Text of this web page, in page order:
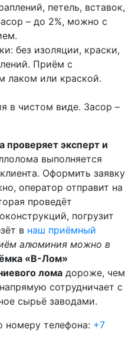
петель, вставок,
– до 2%, можно с
без изоляции, краски,
Приём с
лаком или краской.
в чистом виде. Засор –
проверяет эксперт и
выполняется
Оформить заявку
оператор отправит на
проведёт
погрузит
в наш приёмный
алюминия можно в
«В-Лом»
лома дороже, чем
сотрудничает с
сырьё заводами.
номеру телефона: +7